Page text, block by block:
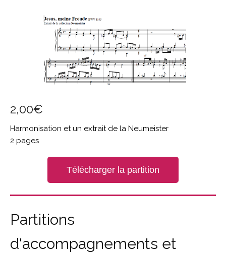
2,00€
Harmonisation et un extrait de la Neumeister
2 pages
Télécharger la partition
Partitions
d'accompagnements et